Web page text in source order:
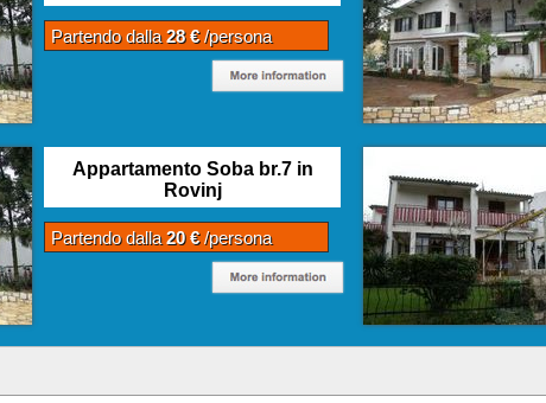
Partendo dalla28 €/persona
Appartamento Soba br.7 in
Rovinj
Partendo dalla20 €/persona